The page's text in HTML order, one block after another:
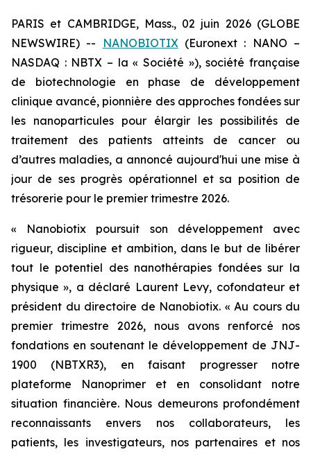
PARIS et CAMBRIDGE, Mass., 02 juin 2026 (GLOBE
NEWSWIRE) --
NANOBIOTIX(Euronext : NANO –
NASDAQ : NBTX – la « Société »), société française
de biotechnologie en phase de développement
clinique avancé, pionnière des approches fondées sur
les nanoparticules pour élargir les possibilités de
traitement des patients atteints de cancer ou
d’autres maladies, a annoncé aujourd'hui une mise à
jour de ses progrès opérationnel et sa position de
trésorerie pour le premier trimestre 2026.
« Nanobiotix poursuit son développement avec
rigueur, discipline et ambition, dans le but de libérer
tout le potentiel des nanothérapies fondées sur la
physique », a déclaré Laurent Levy, cofondateur et
président du directoire de Nanobiotix. « Au cours du
premier trimestre 2026, nous avons renforcé nos
fondations en soutenant le développement de JNJ-
1900 (NBTXR3), en faisant progresser notre
plateforme Nanoprimer et en consolidant notre
situation financière. Nous demeurons profondément
reconnaissants envers nos collaborateurs, les
patients, les investigateurs, nos partenaires et nos